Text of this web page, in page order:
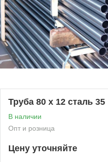
Труба 80 х 12 сталь 35
В наличии
Опт и розница
Цену уточняйте